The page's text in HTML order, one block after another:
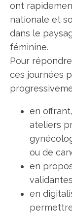
ont
nationale et
dans le
féminine.
Pour
ces journées
en
ateliers
ou de
en
validantes
en